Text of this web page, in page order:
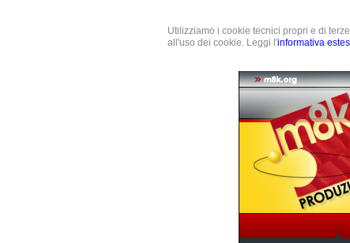
Utilizziamo i cookie tecnici propri e di
all'uso dei cookie. Leggi l'informativa